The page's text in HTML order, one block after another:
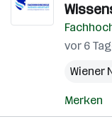
vor 6
Wiener
Merken